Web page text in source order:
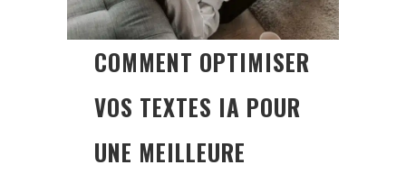
COMMENT OPTIMISER
VOS TEXTES IA POUR
UNE MEILLEURE